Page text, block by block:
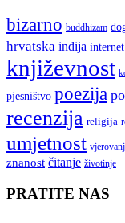
bizarno buddhizam
hrvatska indija internet
književnost
pjesništvo poezija
recenzija religija
umjetnost
znanost čitanje životinje
PRATITE NAS